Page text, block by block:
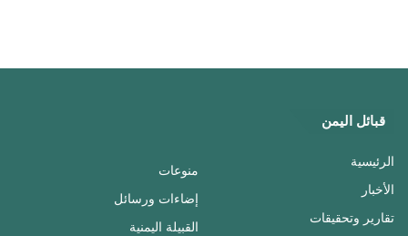
قبائل اليمن
الرئيسية
الأخبار
تقارير وتحقيقات
منوعات
إضاءات ورسائل
القبيلة اليمنية